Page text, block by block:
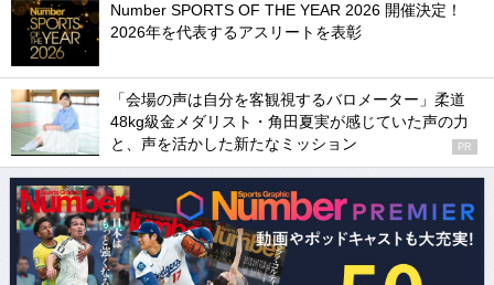
Number SPORTS OF THE YEAR 2026 開催決定！
2026年を代表するアスリートを表彰
「会場の声は自分を客観視するバロメーター」柔道
48kg級金メダリスト・角田夏実が感じていた声の力
と、声を活かした新たなミッション
PR